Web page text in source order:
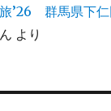
’26 群馬県下仁
より